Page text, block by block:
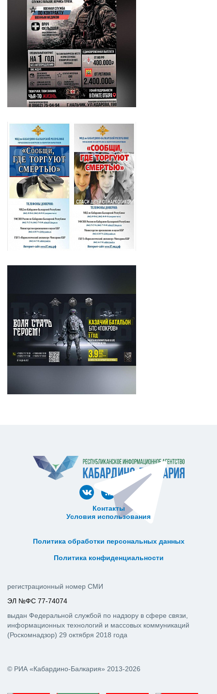
Контакты
Условия использования
Политика обработки персональных данных
Политика конфиденциальности
© РИА «Кабардино-Балкария» 2013-2026
регистрационный номер СМИ
ЭЛ №ФС 77-74074
выдан Федеральной службой по надзору в сфере связи,
информационных технологий и массовых коммуникаций
(Роскомнадзор) 29 октября 2018 года